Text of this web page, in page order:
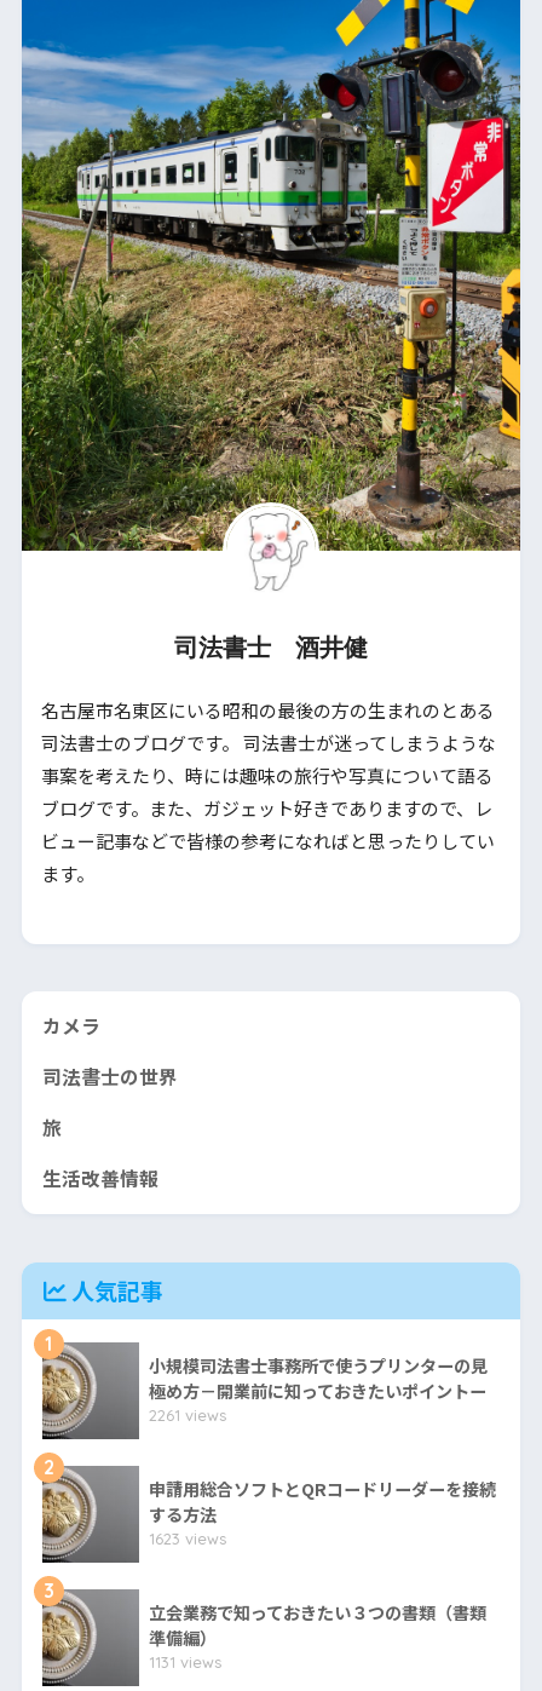
司法書士 酒井健
名古屋市名東区にいる昭和の最後の方の生まれのとある
司法書士のブログです。 司法書士が迷ってしまうような
事案を考えたり、時には趣味の旅行や写真について語る
ブログです。また、ガジェット好きでありますので、レ
ビュー記事などで皆様の参考になればと思ったりしてい
ます。
カメラ
司法書士の世界
旅
生活改善情報
人気記事
1
小規模司法書士事務所で使うプリンターの見
極め方－開業前に知っておきたいポイントー
2261 views
2
申請用総合ソフトとQRコードリーダーを接続
する方法
1623 views
3
立会業務で知っておきたい３つの書類（書類
準備編）
1131 views